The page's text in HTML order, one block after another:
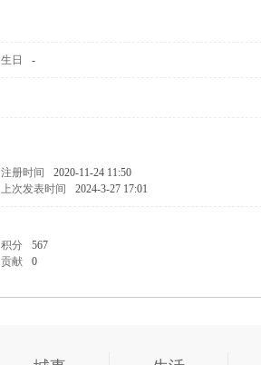
生日 -
注册时间 2020-11-24 11:50
上次发表时间 2024-3-27 17:01
积分 567
贡献 0